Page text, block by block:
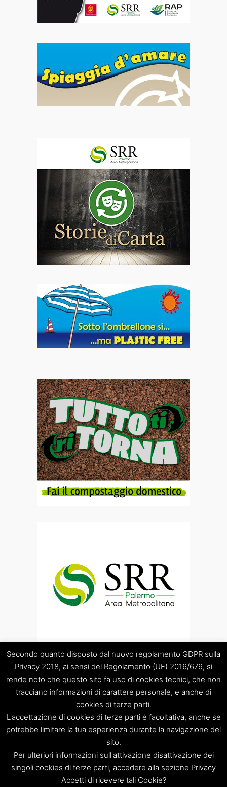
“Società Regolamentazione del servizio di gestione Rifiuti
“Palermo Area Metropolitana” S.C.p.A.
Sede legale: Palermo – Piazza Pretoria 1 – Sede amministrativa:
Palermo – Via Resuttana 360 – Capitale sociale: Euro
120.000,00
PA-309841
Tel. 091 8397879 – e-mail: info@srrpalermo.it – PEC:
Secondo quanto disposto dal nuovo regolamento GDPR sulla
Privacy 2018, ai sensi del Regolamento (UE) 2016/679, si
rende noto che questo sito fa uso di cookies tecnici, che non
tracciano informazioni di carattere personale, e anche di
cookies di terze parti.
L'accettazione di cookies di terze parti è facoltativa, anche se
potrebbe limitare la tua esperienza durante la navigazione del
sito.
Per ulteriori informazioni sull'attivazione disattivazione dei
singoli cookies di terze parti, accedere alla sezione Privacy
Accetti di ricevere tali Cookie?